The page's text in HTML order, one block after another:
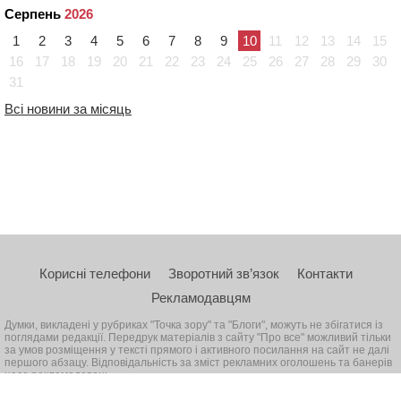
Серпень 2026
1
2 3 4 5 6 7 8 9 10 11 12 13 14
15
16
17 18 19 20 21 22 23 24 25 26 27 28 29
30
31
Всі новини за місяць
Корисні телефони Зворотний зв’язок
Контакти
Рекламодавцям
Думки, викладені у рубриках "Точка зору" та "Блоги", можуть не збігатися із
поглядами редакції. Передрук матеріалів з сайту "Про все" можливий тільки
за умов розміщення у тексті прямого і активного посилання на сайт не далі
першого абзацу. Відповідальність за зміст рекламних оголошень та банерів
несе рекламодавець